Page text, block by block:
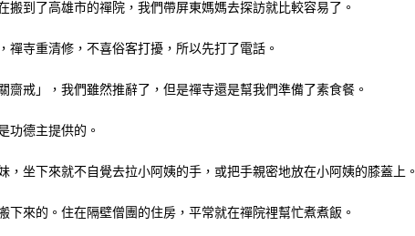
搬到了高雄市的禪院，我們帶屏東媽媽去探訪就比較容易了。
禪寺重清修，不喜俗客打擾，所以先打了電話。
齌戒」，我們雖然推辭了，但是禪寺還是幫我們準備了素食餐。
功德主提供的。
，坐下來就不自覺去拉小阿姨的手，或把手親密地放在小阿姨的膝蓋上。
下來的。住在隔壁僧團的住房，平常就在禪院𥚃幫忙煮煮飯。